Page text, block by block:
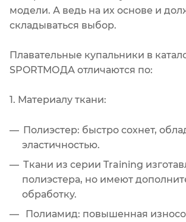
модели. А ведь на их основе и
складываться выбор.
Плавательные купальники в
SPORTМОДА отличаются по:
1. Материалу ткани:
Полиэстер: быстро сохнет,
эластичностью.
Ткани из серии Training
полиэстера, но имеют
обработку.
Полиамид: повышенная